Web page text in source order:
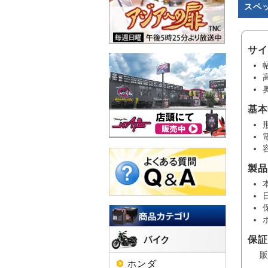
スペ
サ
基
製
保証
ホンダ